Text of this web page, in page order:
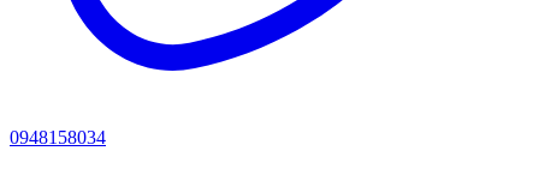
0948158034